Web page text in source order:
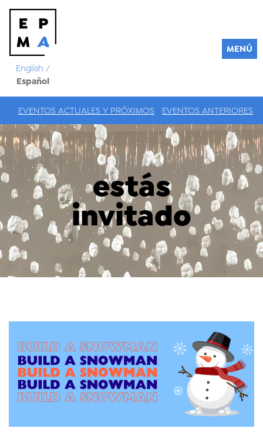
English /
Español
MENÚ
EVENTOS ACTUALES Y PRÓXIMOS EVENTOS ANTERIORES
estás
invitado